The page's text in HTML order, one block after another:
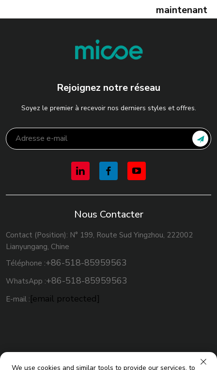
maintenant
Rejoignez notre réseau
Soyez le premier à recevoir nos derniers styles et offres.
Nous Contacter
Contact (Position): N° 199, Route Sud Yingzhou, 222002
Lianyungang, Chine
Téléphone :+86-518-85959563
WhatsApp :+86-518-85959563
E-mail :[email protected]
We use cookies and similar tools to provide our services, to